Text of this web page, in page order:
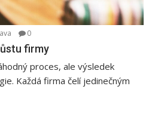
0
firmy
proces, ale výsledek
Každá firma čelí jedinečným